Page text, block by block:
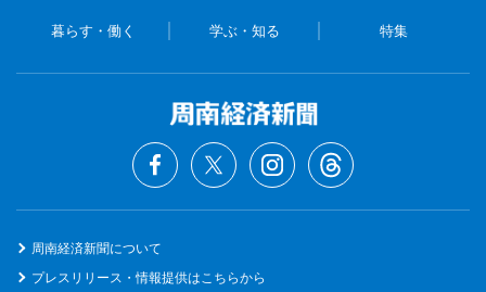
暮らす・働く 学ぶ・知る 特集
周南経済新聞について
プレスリリース・情報提供はこちらから